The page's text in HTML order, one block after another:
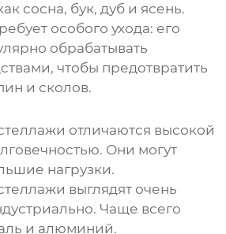
сосна, бук, дуб и ясень.
особого ухода: его
обрабатывать
чтобы предотвратить
и сколов.
отличаются высокой
Они могут
нагрузки.
выглядят очень
Чаще всего
и алюминий.